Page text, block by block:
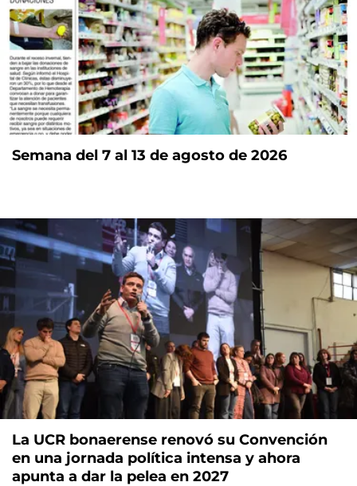
Semana del 7 al 13 de agosto de 2026
La UCR bonaerense renovó su Convención
en una jornada política intensa y ahora
apunta a dar la pelea en 2027